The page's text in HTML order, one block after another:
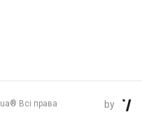
Всі права
by 